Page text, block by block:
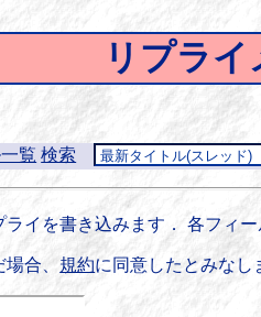
リプラ
覧 検索
イを書き込みます． 各フィ
合、 規約に同意したとみなし